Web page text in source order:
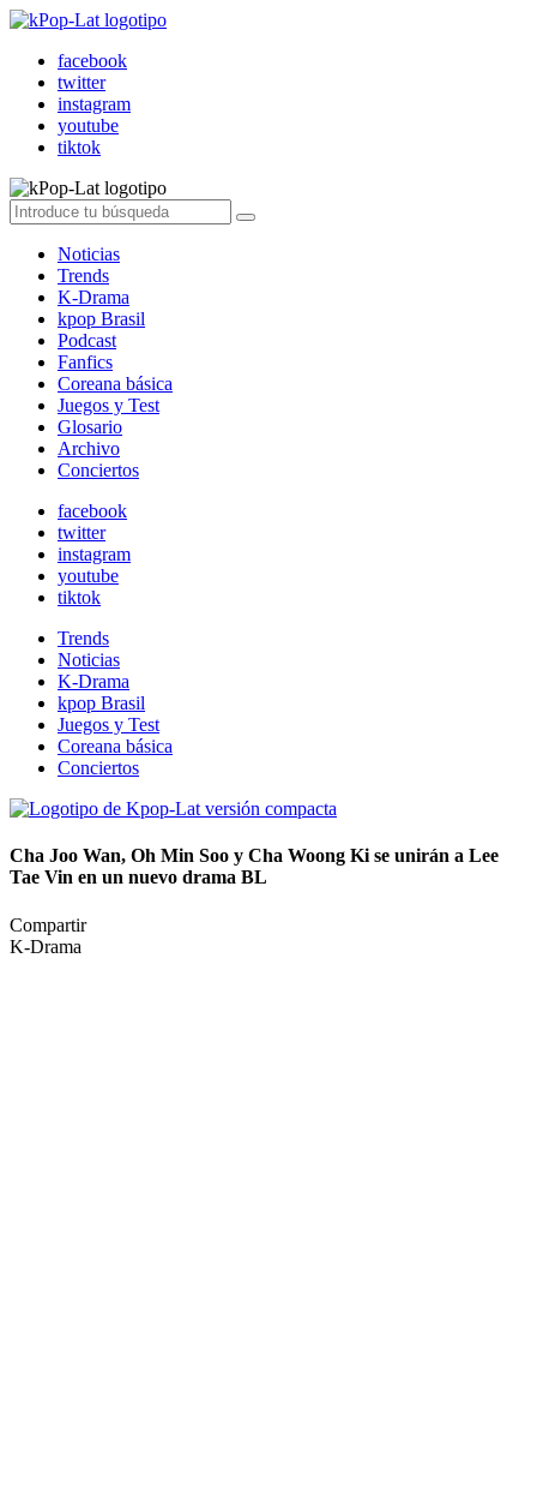
facebook
twitter
instagram
youtube
tiktok
Noticias
Trends
K-Drama
kpop Brasil
Podcast
Fanfics
Coreana básica
Juegos y Test
Glosario
Archivo
Conciertos
facebook
twitter
instagram
youtube
tiktok
Trends
Noticias
K-Drama
kpop Brasil
Juegos y Test
Coreana básica
Conciertos
Cha Joo Wan, Oh Min Soo y Cha Woong Ki se unirán a Lee
Tae Vin en un nuevo drama BL
Compartir
K-Drama